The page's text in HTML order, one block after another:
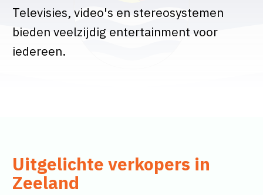
Televisies, video's en stereosystemen
bieden veelzijdig entertainment voor
iedereen.
Uitgelichte verkopers in
Zeeland